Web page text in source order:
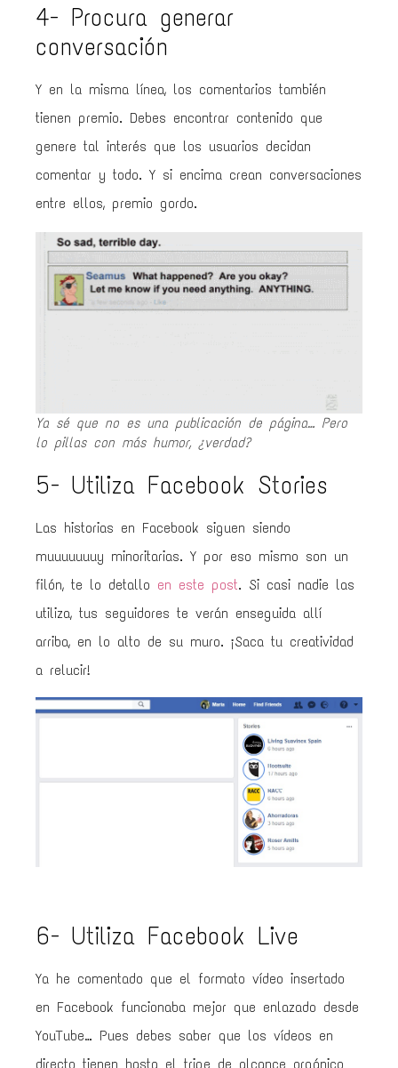
4- Procura generar
conversación
Y en la misma línea, los comentarios también
tienen premio. Debes encontrar contenido que
genere tal interés que los usuarios decidan
comentar y todo. Y si encima crean conversaciones
entre ellos, premio gordo.
Ya sé que no es una publicación de página… Pero
lo pillas con más humor, ¿verdad?
5- Utiliza Facebook Stories
Las historias en Facebook siguen siendo
muuuuuuuy minoritarias. Y por eso mismo son un
filón, te lo detallo en este post. Si casi nadie las
utiliza, tus seguidores te verán enseguida allí
arriba, en lo alto de su muro. ¡Saca tu creatividad
a relucir!
6- Utiliza Facebook Live
Ya he comentado que el formato vídeo insertado
en Facebook funcionaba mejor que enlazado desde
YouTube… Pues debes saber que los vídeos en
directo tienen hasta el tripe de alcance orgánico